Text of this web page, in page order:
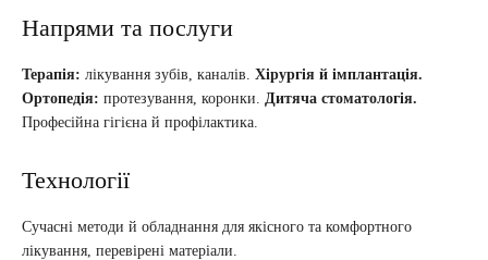
Напрями та послуги
Терапія: лікування зубів, каналів. Хірургія й імплантація.
Ортопедія: протезування, коронки. Дитяча стоматологія.
Професійна гігієна й профілактика.
Технології
Сучасні методи й обладнання для якісного та комфортного
лікування, перевірені матеріали.